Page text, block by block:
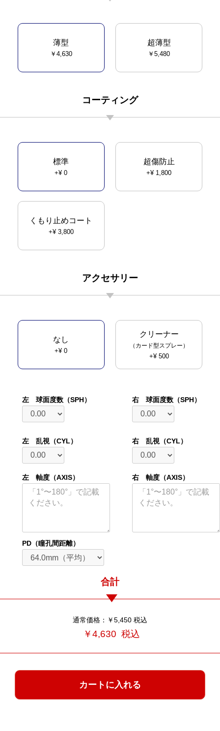
薄型
￥4,630
超薄型
￥5,480
コーティング
標準
+¥ 0
超傷防止
+¥ 1,800
くもり止めコート
+¥ 3,800
アクセサリー
なし
+¥ 0
クリーナー
（カード型スプレー）
+¥ 500
左 球面度数（SPH） 右 球面度数（SPH）
左 乱視（CYL） 右 乱視（CYL）
左 軸度（AXIS） 右 軸度（AXIS）
PD（瞳孔間距離）
合計
通常価格：￥5,450 税込
￥4,630 税込
カートに入れる